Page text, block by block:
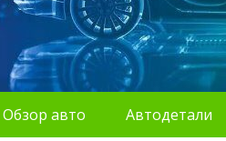
Обзор авто Автодетали